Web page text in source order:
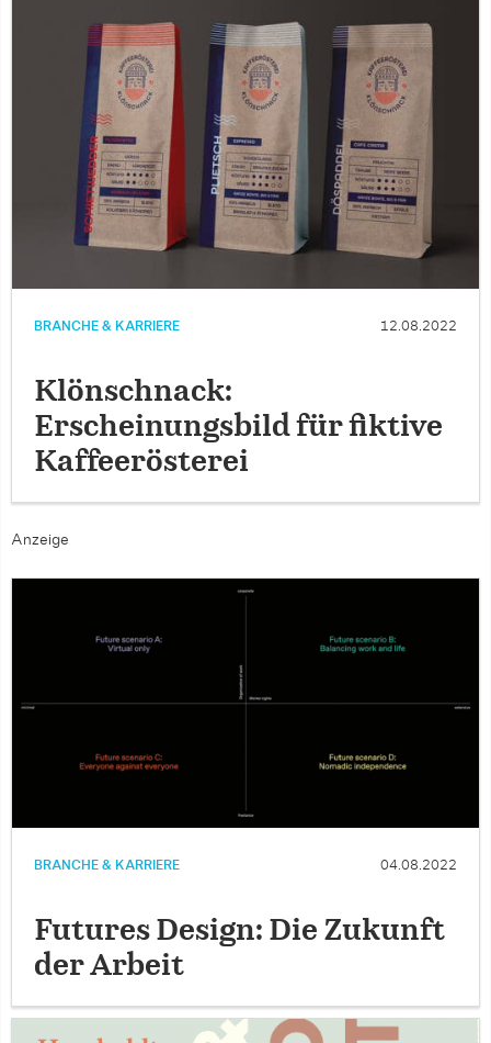
BRANCHE & KARRIERE 12.08.2022
Klönschnack:
Erscheinungsbild für fiktive
Kaffeerösterei
Anzeige
BRANCHE & KARRIERE 04.08.2022
Futures Design: Die Zukunft
der Arbeit